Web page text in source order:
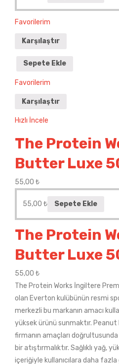
Favorilerim
Karşılaştır
Sepete Ekle
Favorilerim
Karşılaştır
Hızlı İncele
The Protein
Butter Luxe
55,00 ₺
55,00 ₺ Sepete Ekle
The Protein
Butter Luxe
55,00 ₺
The Protein Works İngiltere
olan Everton kulübünün resmi
merkezli bu markanın amacı
yüksek ürünü sunmaktır.
firmanın amaçları
bir atıştırmalıktır. Sağlıklı yağ,
içeriğiyle kullanıcılara daha